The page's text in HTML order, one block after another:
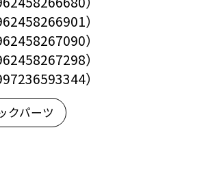
）
）
）
）
クパーツ